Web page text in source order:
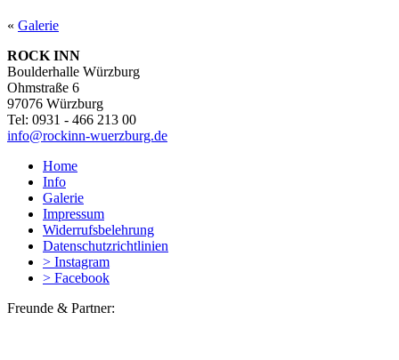
« Galerie
ROCK INN
Boulderhalle Würzburg
Ohmstraße 6
97076 Würzburg
Tel: 0931 - 466 213 00
info@rockinn-wuerzburg.de
Home
Info
Galerie
Impressum
Widerrufsbelehrung
Datenschutzrichtlinien
> Instagram
> Facebook
Freunde & Partner: